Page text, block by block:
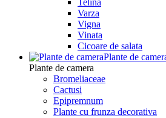
Telina
Varza
Vigna
Vinata
Сicoare de salata
Plante de
Plante de camera
Bromeliaceae
Cactusi
Epipremnum
Plante cu frunza decorativa